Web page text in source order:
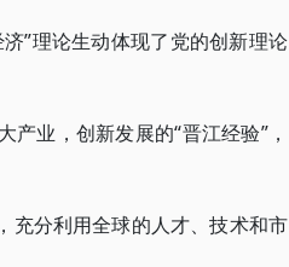
”理论生动体现了党的创新理论
业，创新发展的“晋江经验”，
充分利用全球的人才、技术和市